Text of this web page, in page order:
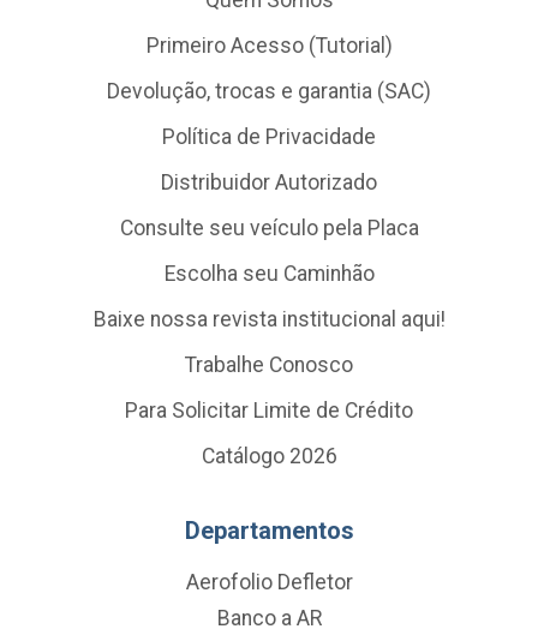
Primeiro Acesso (Tutorial)
Devolução, trocas e garantia (SAC)
Política de Privacidade
Distribuidor Autorizado
Consulte seu veículo pela Placa
Escolha seu Caminhão
Baixe nossa revista institucional aqui!
Trabalhe Conosco
Para Solicitar Limite de Crédito
Catálogo 2026
Departamentos
Aerofolio Defletor
Banco a AR